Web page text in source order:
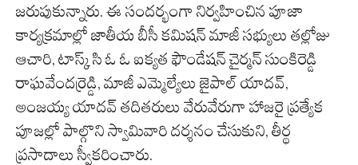
జరుపుకున్నారు. ఈ సందర్భంగా నిర్వహించిన పూజా
కార్యక్రమాల్లో జాతీయ బీసీ కమిషన్ మాజీ సభ్యులు తల్లోజు
ఆచారి, టాస్క్ సి ఓ ఓ ఐక్యత ఫౌండేషన్ చైర్మన్ సుంకిరెడ్డి
రాఘవేందర్రెడ్డి, మాజీ ఎమ్మెల్యేలు జైపాల్ యాదవ్,
అంజయ్య యాదవ్ తదితరులు వేరువేరుగా హాజరై ప్రత్యేక
పూజల్లో పాల్గొని స్వామివారి దర్శనం చేసుకుని, తీర్థ
ప్రసాదాలు స్వీకరించారు.